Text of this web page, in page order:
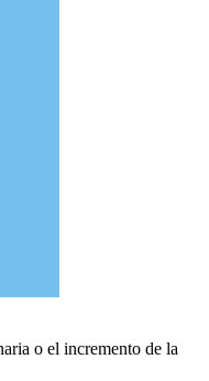
o el incremento de la